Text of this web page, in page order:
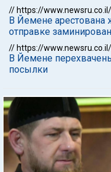
// https://www.newsru.co.il/
В Йемене арестована
отправке
// https://www.newsru.co.il/
В Йемене
посылки